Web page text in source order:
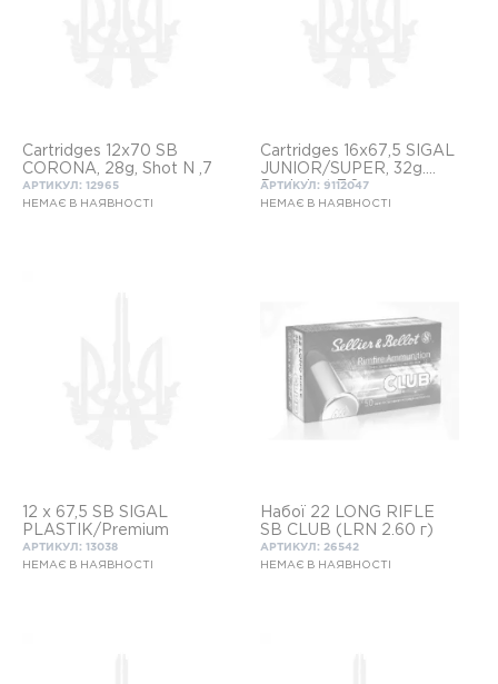
Cartridges 12x70 SB
CORONA, 28g, Shot N ,7
АРТИКУЛ: 12965
НЕМАЄ В НАЯВНОСТІ
Cartridges 16х67,5 SIGAL
JUNIOR/SUPER, 32g.
Buckshot 7,6mm
АРТИКУЛ: 9112047
НЕМАЄ В НАЯВНОСТІ
12 x 67,5 SB SIGAL
PLASTIK/Premium
АРТИКУЛ: 13038
НЕМАЄ В НАЯВНОСТІ
Набої 22 LONG RIFLE
SB CLUB (LRN 2.60 г)
АРТИКУЛ: 26542
НЕМАЄ В НАЯВНОСТІ